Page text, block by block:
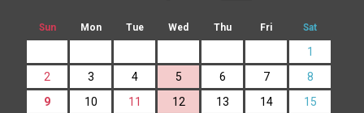
Sun Mon Tue Wed Thu Fri Sat
1
2
3 4 5 6 7
8
9
10 11 12 13 14
15